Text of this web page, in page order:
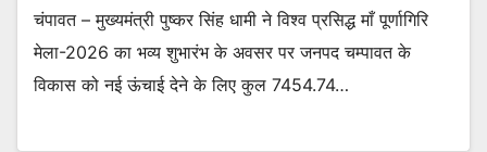
चंपावत – मुख्यमंत्री पुष्कर सिंह धामी ने विश्व प्रसिद्ध माँ पूर्णागिरि
मेला-2026 का भव्य शुभारंभ के अवसर पर जनपद चम्पावत के
विकास को नई ऊंचाई देने के लिए कुल 7454.74…